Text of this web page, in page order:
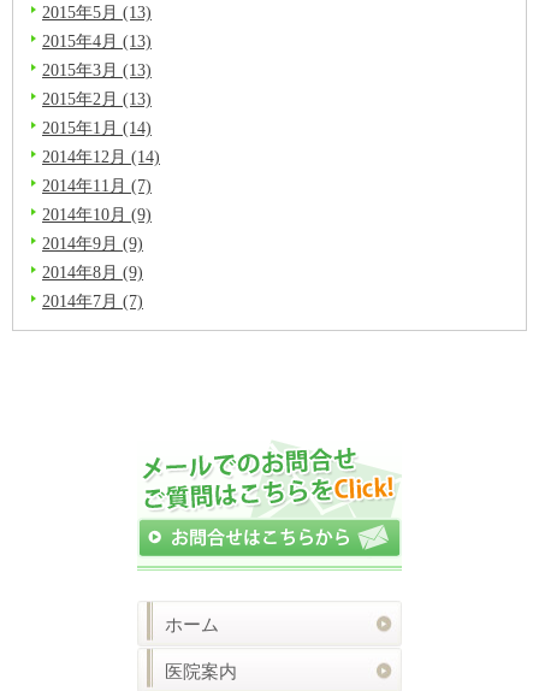
2015年5月 (13)
2015年4月 (13)
2015年3月 (13)
2015年2月 (13)
2015年1月 (14)
2014年12月 (14)
2014年11月 (7)
2014年10月 (9)
2014年9月 (9)
2014年8月 (9)
2014年7月 (7)
ホーム
医院案内